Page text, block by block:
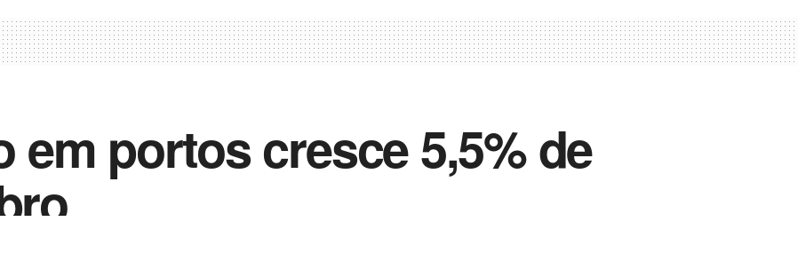
em portos cresce 5,5% de